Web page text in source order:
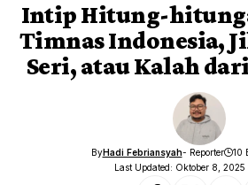
Intip Hitung-
Timnas Indonesia,
Seri, atau Kalah
Last Updated: Oktober 8, 2025
ByHadi Febriansyah- Reporter 10